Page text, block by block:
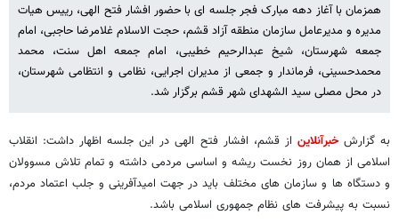
همزمان با آغاز دهه مبارک فجر جلسه ای با حضور افشار فتح الهی، رییس هیات
مدیره و مدیرعامل سازمان منطقه آزاد قشم، حجت الاسلام غلامرضا حاجبی، امام
جمعه شهرستان، شیخ عبدالرحیم خطیبی، امام جمعه اهل سنت، محمد
محمدحسینی، فرماندار و جمعی از مدیران اجرایی، نظامی و انتظامی شهرستان،
در محل مصلی سید الشهدای شهر قشم برگزار شد.
به گزارشخبرآنلاین از قشم، افشار فتح الهی در این جلسه اظهار داشت: انقلاب
اسلامی از همان روز نخست ریشه و اساسی مردمی داشته و تمام تلاش مسوولان
و دستگاه ها و سازمان های مختلف باید در جهت امیدآفرینی و جلب اعتماد مردم،
نسبت به پیشرفت های نظام جمهوری اسلامی باشد.